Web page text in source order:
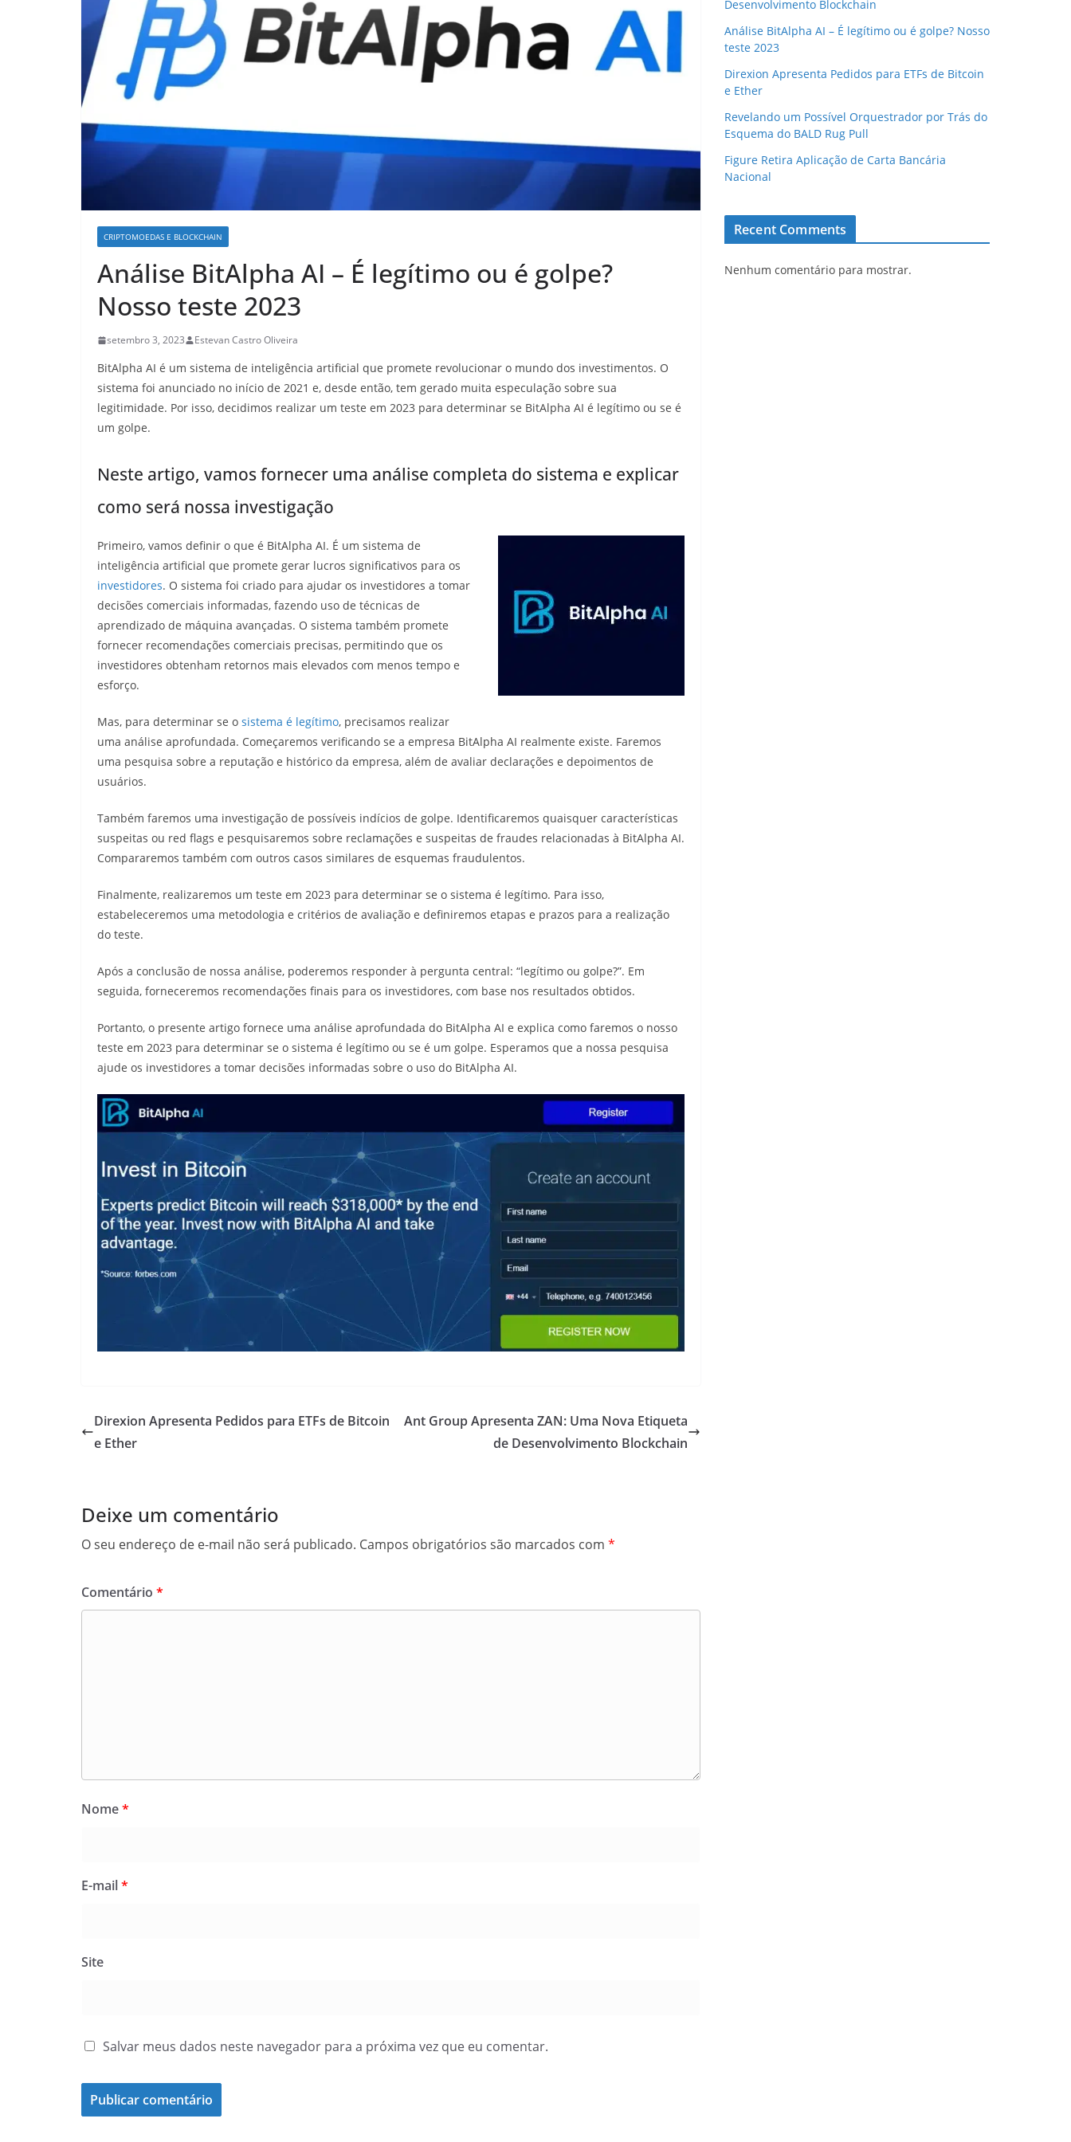
CRIPTOMOEDAS E BLOCKCHAIN
Análise BitAlpha AI – É legítimo ou é golpe?
Nosso teste 2023
setembro 3, 2023 Estevan Castro Oliveira
BitAlpha AI é um sistema de inteligência artificial que promete revolucionar o mundo dos investimentos. O
sistema foi anunciado no início de 2021 e, desde então, tem gerado muita especulação sobre sua
legitimidade. Por isso, decidimos realizar um teste em 2023 para determinar se BitAlpha AI é legítimo ou se é
um golpe.
Neste artigo, vamos fornecer uma análise completa do sistema e explicar
como será nossa investigação
Primeiro, vamos definir o que é BitAlpha AI. É um sistema de
inteligência artificial que promete gerar lucros significativos para os
investidores. O sistema foi criado para ajudar os investidores a tomar
decisões comerciais informadas, fazendo uso de técnicas de
aprendizado de máquina avançadas. O sistema também promete
fornecer recomendações comerciais precisas, permitindo que os
investidores obtenham retornos mais elevados com menos tempo e
esforço.
Mas, para determinar se o sistema é legítimo, precisamos realizar
uma análise aprofundada. Começaremos verificando se a empresa BitAlpha AI realmente existe. Faremos
uma pesquisa sobre a reputação e histórico da empresa, além de avaliar declarações e depoimentos de
usuários.
Também faremos uma investigação de possíveis indícios de golpe. Identificaremos quaisquer características
suspeitas ou red flags e pesquisaremos sobre reclamações e suspeitas de fraudes relacionadas à BitAlpha AI.
Compararemos também com outros casos similares de esquemas fraudulentos.
Finalmente, realizaremos um teste em 2023 para determinar se o sistema é legítimo. Para isso,
estabeleceremos uma metodologia e critérios de avaliação e definiremos etapas e prazos para a realização
do teste.
Após a conclusão de nossa análise, poderemos responder à pergunta central: “legítimo ou golpe?”. Em
seguida, forneceremos recomendações finais para os investidores, com base nos resultados obtidos.
Portanto, o presente artigo fornece uma análise aprofundada do BitAlpha AI e explica como faremos o nosso
teste em 2023 para determinar se o sistema é legítimo ou se é um golpe. Esperamos que a nossa pesquisa
ajude os investidores a tomar decisões informadas sobre o uso do BitAlpha AI.
Direxion Apresenta Pedidos para ETFs de Bitcoin
e Ether
Ant Group Apresenta ZAN: Uma Nova Etiqueta
de Desenvolvimento Blockchain
Deixe um comentário
O seu endereço de e-mail não será publicado. Campos obrigatórios são marcados com *
Comentário *
Nome*
E-mail*
Site
Salvar meus dados neste navegador para a próxima vez que eu comentar.
Desenvolvimento Blockchain
Análise BitAlpha AI – É legítimo ou é golpe? Nosso
teste 2023
Direxion Apresenta Pedidos para ETFs de Bitcoin
e Ether
Revelando um Possível Orquestrador por Trás do
Esquema do BALD Rug Pull
Figure Retira Aplicação de Carta Bancária
Nacional
Recent Comments
Nenhum comentário para mostrar.